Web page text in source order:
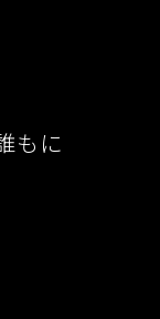
もに